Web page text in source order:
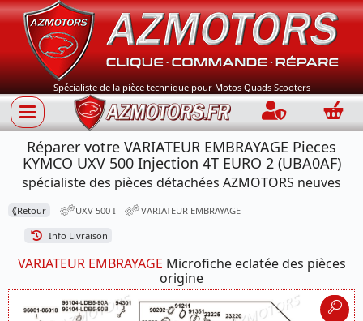
Spécialiste de la pièce technique pour Motos Quads Scooters
Connection
Réparer votre VARIATEUR EMBRAYAGE Pieces
KYMCO UXV 500 Injection 4T EURO 2 (UBA0AF)
spécialiste des pièces détachées AZMOTORS neuves
⟪Retour UXV 500 I VARIATEUR EMBRAYAGE
Info Livraison
VARIATEUR EMBRAYAGE Microfiche eclatée des pièces
origine